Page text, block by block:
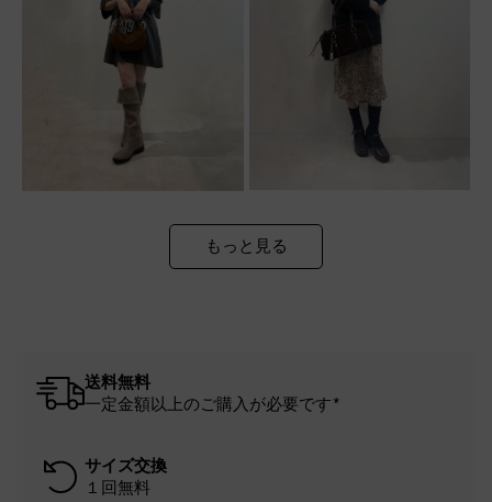
もっと見る
送料無料
一定金額以上のご購入が必要です*
サイズ交換
１回無料